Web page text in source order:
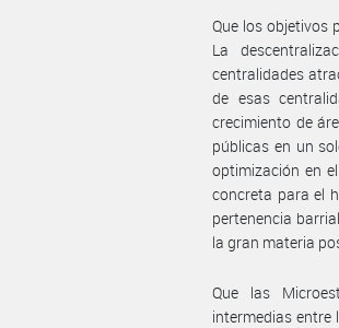
Que los objetivos
La
centralidades
de esas
crecimiento de
públicas en un
optimización en
concreta para el
pertenencia
la gran materia
Que las
intermedias entre